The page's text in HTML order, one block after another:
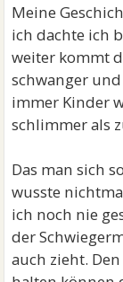
Meine
ich dachte ich
weiter kommt
schwanger
immer Kinder
schlimmer als
Das man sich
wusste
ich noch nie
der
auch zieht.